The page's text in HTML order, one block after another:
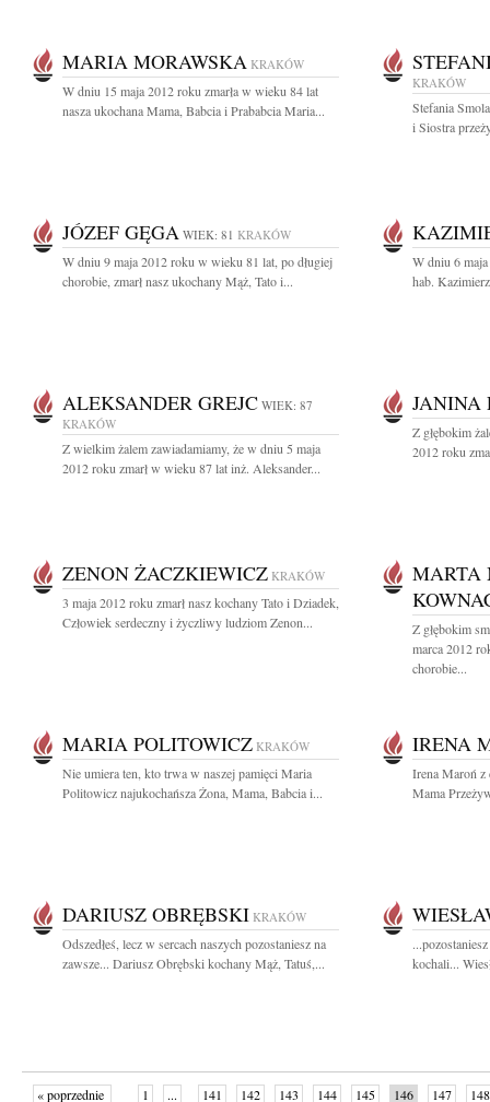
MARIA MORAWSKA KRAKÓW
W dniu 15 maja 2012 roku zmarła w wieku 84 lat
nasza ukochana Mama, Babcia i Prababcia Maria...
KRAKÓW
Stefania
i Siostra
JÓZEF GĘGA WIEK: 81 KRAKÓW
W dniu 9 maja 2012 roku w wieku 81 lat, po długiej
chorobie, zmarł nasz ukochany Mąż, Tato i...
W dniu 6
hab.
ALEKSANDER GREJC WIEK: 87
KRAKÓW
Z wielkim żalem zawiadamiamy, że w dniu 5 maja
2012 roku zmarł w wieku 87 lat inż. Aleksander...
JANINA
Z głębokim
2012 roku
ZENON ŻACZKIEWICZ KRAKÓW
3 maja 2012 roku zmarł nasz kochany Tato i Dziadek,
Człowiek serdeczny i życzliwy ludziom Zenon...
MARTA
Z głębokim
marca 2012
chorobie...
MARIA POLITOWICZ KRAKÓW
Nie umiera ten, kto trwa w naszej pamięci Maria
Politowicz najukochańsza Żona, Mama, Babcia i...
IRENA
Irena Maroń z
Mama
DARIUSZ OBRĘBSKI KRAKÓW
Odszedłeś, lecz w sercach naszych pozostaniesz na
zawsze... Dariusz Obrębski kochany Mąż, Tatuś,...
kochali...
« poprzednie 1 ... 141 142 143 144 145 146 147 148